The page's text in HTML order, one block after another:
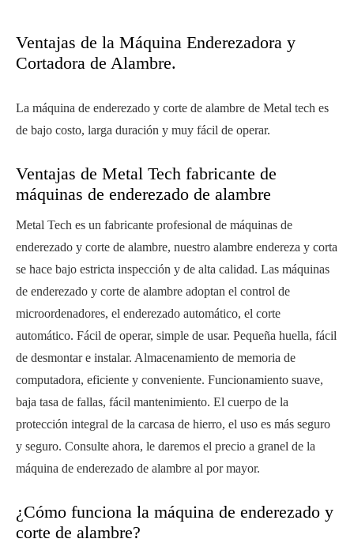
Ventajas de la Máquina Enderezadora y
Cortadora de Alambre.
La máquina de enderezado y corte de alambre de Metal tech es
de bajo costo, larga duración y muy fácil de operar.
Ventajas de Metal Tech fabricante de
máquinas de enderezado de alambre
Metal Tech es un fabricante profesional de máquinas de
enderezado y corte de alambre, nuestro alambre endereza y corta
se hace bajo estricta inspección y de alta calidad. Las máquinas
de enderezado y corte de alambre adoptan el control de
microordenadores, el enderezado automático, el corte
automático. Fácil de operar, simple de usar. Pequeña huella, fácil
de desmontar e instalar. Almacenamiento de memoria de
computadora, eficiente y conveniente. Funcionamiento suave,
baja tasa de fallas, fácil mantenimiento. El cuerpo de la
protección integral de la carcasa de hierro, el uso es más seguro
y seguro. Consulte ahora, le daremos el precio a granel de la
máquina de enderezado de alambre al por mayor.
¿Cómo funciona la máquina de enderezado y
corte de alambre?